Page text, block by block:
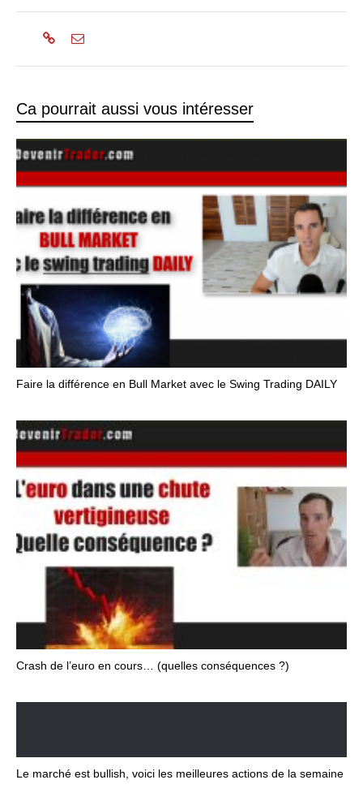
Ca pourrait aussi vous intéresser
Faire la différence en Bull Market avec le Swing Trading DAILY
Crash de l’euro en cours… (quelles conséquences ?)
Le marché est bullish, voici les meilleures actions de la semaine